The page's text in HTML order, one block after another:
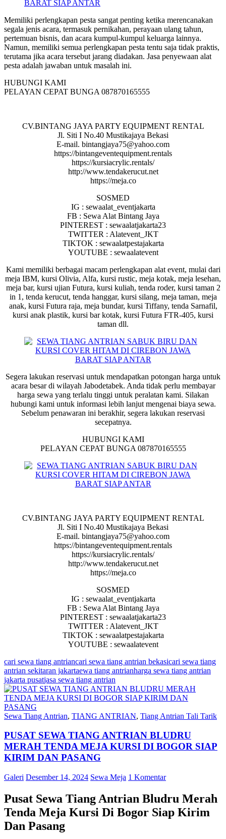
Memiliki perlengkapan pesta sangat penting ketika merencanakan
segala jenis acara, termasuk pernikahan, perayaan ulang tahun,
pertemuan bisnis, dan acara kumpul-kumpul keluarga lainnya.
Namun, memiliki semua perlengkapan pesta tentu saja tidak praktis,
terutama jika acara tersebut jarang diadakan. Jasa penyewaan alat
pesta adalah jawaban untuk masalah ini.
HUBUNGI KAMI
PELAYAN CEPAT BUNGA 087870165555
CV.BINTANG JAYA PARTY EQUIPMENT RENTAL
Jl. Siti I No.40 Mustikajaya Bekasi
E-mail. bintangjaya75@yahoo.com
https://bintangeventequipment.rentals
https://kursiacrylic.rentals/
http://www.tendakerucut.net
https://meja.co
SOSMED
IG : sewaalat_eventjakarta
FB : Sewa Alat Bintang Jaya
PINTEREST : sewaalatjakarta23
TWITTER : Alatevent_JKT
TIKTOK : sewaalatpestajakarta
YOUTUBE : sewaalatevent
Kami memiliki berbagai macam perlengkapan alat event, mulai dari
meja IBM, kursi Olivia, Alfa, kursi rustic, meja kotak, meja lesehan,
meja bar, kursi ujian Futura, kursi kuliah, tenda roder, kursi taman 2
in 1, tenda kerucut, tenda hanggar, kursi silang, meja taman, meja
anak, kursi Futura raja, meja bundar, kursi Tiffany, tenda Sarnafil,
kursi anak plastik, kursi bar kotak, kursi Futura FTR-405, kursi
taman dll.
Segera lakukan reservasi untuk mendapatkan potongan harga untuk
acara besar di wilayah Jabodetabek. Anda tidak perlu membayar
harga sewa yang terlalu tinggi untuk peralatan kami. Silakan
hubungi kami untuk informasi lebih lanjut mengenai biaya sewa.
Sebelum penawaran ini berakhir, segera lakukan reservasi
secepatnya.
HUBUNGI KAMI
PELAYAN CEPAT BUNGA 087870165555
CV.BINTANG JAYA PARTY EQUIPMENT RENTAL
Jl. Siti I No.40 Mustikajaya Bekasi
E-mail. bintangjaya75@yahoo.com
https://bintangeventequipment.rentals
https://kursiacrylic.rentals/
http://www.tendakerucut.net
https://meja.co
SOSMED
IG : sewaalat_eventjakarta
FB : Sewa Alat Bintang Jaya
PINTEREST : sewaalatjakarta23
TWITTER : Alatevent_JKT
TIKTOK : sewaalatpestajakarta
YOUTUBE : sewaalatevent
cari sewa tiang antriancari sewa tiang antrian bekasicari sewa tiang
antrian sekitaran jakartaewa tiang antrianharga sewa tiang antrian
jakarta pusatjasa sewa tiang antrian
Sewa Tiang Antrian, TIANG ANTRIAN, Tiang Antrian Tali Tarik
PUSAT SEWA TIANG ANTRIAN BLUDRU
MERAH TENDA MEJA KURSI DI BOGOR SIAP
KIRIM DAN PASANG
Galeri Desember 14, 2024 Sewa Meja 1 Komentar
Pusat Sewa Tiang Antrian Bludru Merah
Tenda Meja Kursi Di Bogor Siap Kirim
Dan Pasang